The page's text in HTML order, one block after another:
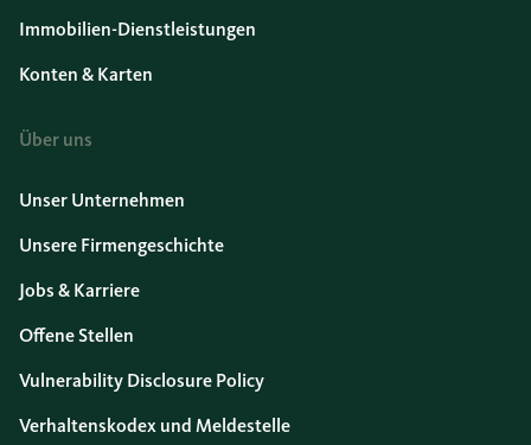
Immobilien-Dienstleistungen
Konten & Karten
Über uns
Unser Unternehmen
Unsere Firmengeschichte
Jobs & Karriere
Offene Stellen
Vulnerability Disclosure Policy
Verhaltenskodex und Meldestelle